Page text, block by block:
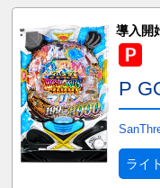
導入開
P
ライ